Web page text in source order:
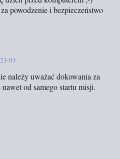
powodzenie i bezpieczeństwo
należy uważać dokowania za
od samego startu misji.